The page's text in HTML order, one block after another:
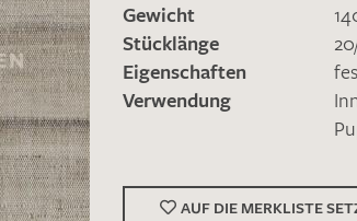
Gewicht
Stücklänge
Eigenschaften
Verwendung
AUF DIE MERKLISTE